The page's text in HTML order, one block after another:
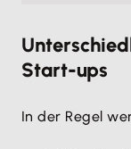
Start-ups
In der Regel